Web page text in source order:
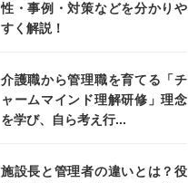
性・事例・対策などを分かりや
すく解説！
介護職から管理職を育てる「チ
ャームマインド理解研修」理念
を学び、自ら考え行...
施設長と管理者の違いとは？役